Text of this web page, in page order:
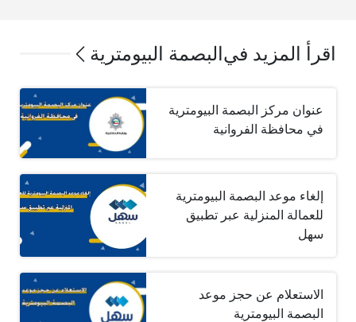
اقرأ المزيد في البصمة البيومترية
عنوان مركز البصمة البيومترية
في محافظة الفروانية
إلغاء موعد البصمة البيومترية
للعمالة المنزلية عبر تطبيق
سهل
الاستعلام عن حجز موعد
البصمة البيومترية